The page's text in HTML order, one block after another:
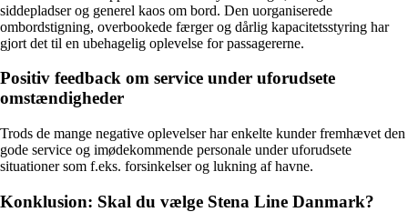
siddepladser og generel kaos om bord. Den uorganiserede
ombordstigning, overbookede færger og dårlig kapacitetsstyring har
gjort det til en ubehagelig oplevelse for passagererne.
Positiv feedback om service under uforudsete
omstændigheder
Trods de mange negative oplevelser har enkelte kunder fremhævet den
gode service og imødekommende personale under uforudsete
situationer som f.eks. forsinkelser og lukning af havne.
Konklusion: Skal du vælge Stena Line Danmark?